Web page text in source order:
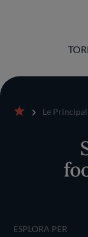
Le
ESPLORA PER